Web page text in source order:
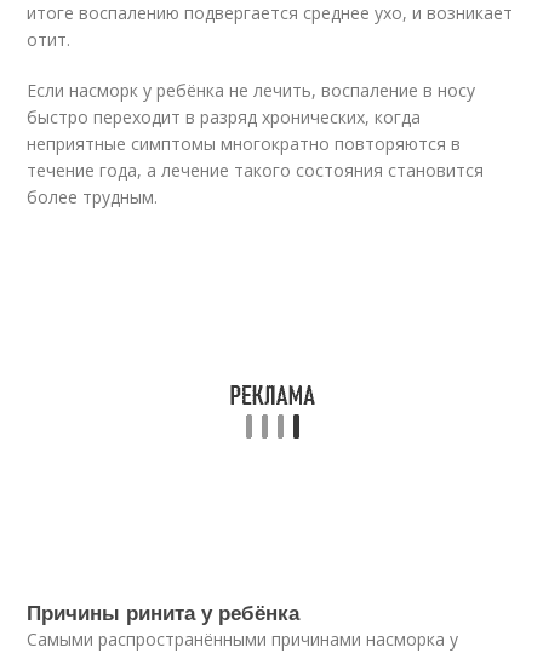
итоге воспалению подвергается среднее ухо, и возникает
отит.
Если насморк у ребёнка не лечить, воспаление в носу
быстро переходит в разряд хронических, когда
неприятные симптомы многократно повторяются в
течение года, а лечение такого состояния становится
более трудным.
Причины ринита у ребёнка
Самыми распространёнными причинами насморка у